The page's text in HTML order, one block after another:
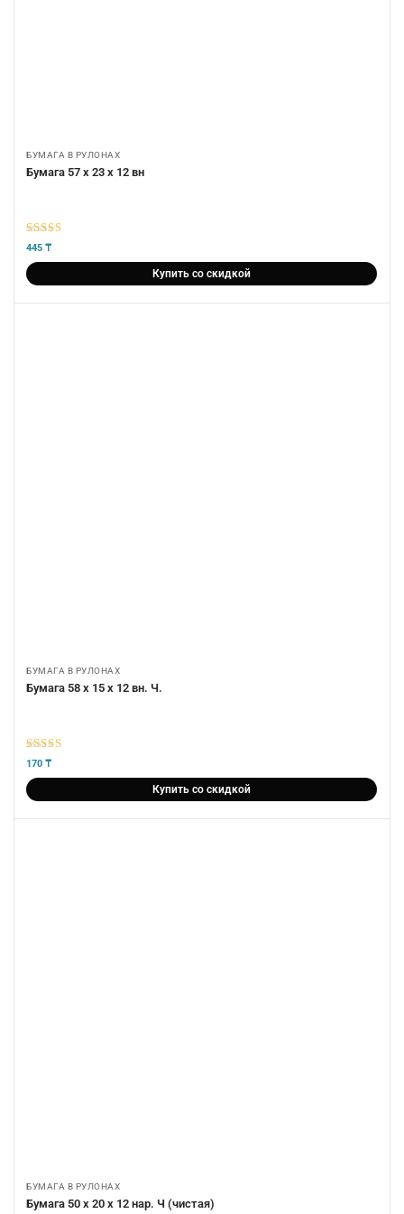
БУМАГА В РУЛОНАХ
Бумага 57 х 23 х 12 вн
5из 5
445 ₸
Купить со скидкой
БУМАГА В РУЛОНАХ
Бумага 58 х 15 х 12 вн. Ч.
5из 5
170 ₸
Купить со скидкой
БУМАГА В РУЛОНАХ
Бумага 50 х 20 х 12 нар. Ч (чистая)